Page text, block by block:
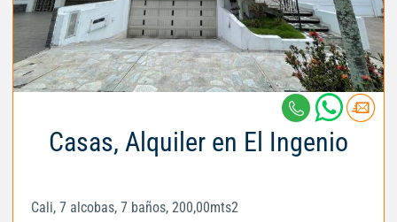
Casas, Alquiler en El Ingenio
Cali, 7 alcobas, 7 baños, 200,00mts2